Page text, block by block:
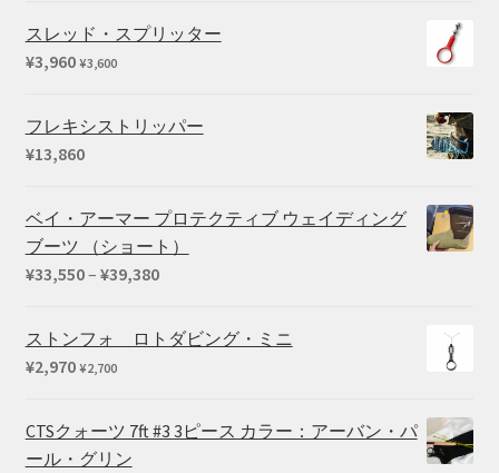
スレッド・スプリッター
¥3,960 ¥3,600
フレキシストリッパー
¥13,860
ベイ・アーマー プロテクティブ ウェイディング
ブーツ （ショート）
¥33,550– ¥39,380価
帯:
¥33,550
ストンフォ ロトダビング・ミニ
¥2,970 ¥2,700
CTSクォーツ 7ft #3 3ピース カラー：アーバン・パ
ール・グリン